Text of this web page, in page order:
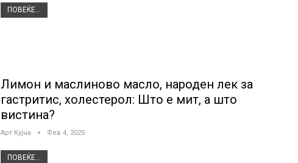
ПОВЕЌЕ...
Лимон и маслиново масло, народен лек за
гастритис, холестерол: Што е мит, а што
вистина?
Арт Кујна Фев 4, 2025
ПОВЕЌЕ...